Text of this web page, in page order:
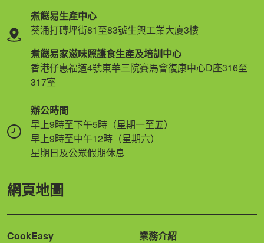
煮餸易生產中心
葵涌打磚坪街81至83號生興工業大廈3樓
煮餸易家滋味照護食生產及培訓中心
香港仔惠福道4號東華三院賽馬會復康中心D座316至
317室
辦公時間
早上9時至下午5時（星期一至五）
早上9時至中午12時（星期六）
星期日及公眾假期休息
網頁地圖
CookEasy 業務介紹